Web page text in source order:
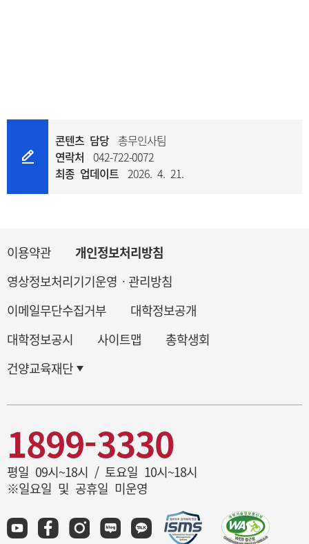
콘텐츠 담당 총무인사팀
연락처 042-722-0072
최종 업데이트 2026. 4. 21.
이용약관
개인정보처리방침
영상정보처리기기운영ㆍ관리방침
이메일무단수집거부
대학정보공개
대학정보공시
사이트맵
총학생회
건양교육재단
1899-3330
평일 09시~18시 / 토요일 10시~18시
※일요일 및 공휴일 미운영